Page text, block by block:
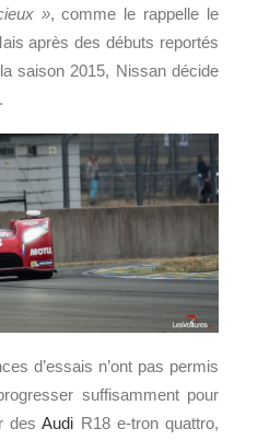
», comme le rappelle le
après des débuts reportés
saison 2015, Nissan décide
d’essais n’ont pas permis
suffisamment pour
desAudi R18 e-tron quattro,